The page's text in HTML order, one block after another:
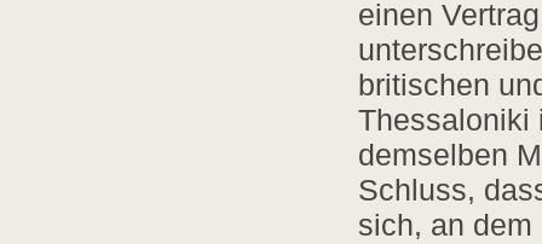
einen
britischen
Thessaloniki
demselben
Schluss,
sich, an dem